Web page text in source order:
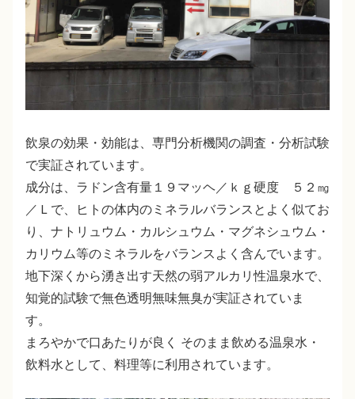
飲泉の効果・効能は、専門分析機関の調査・分析試験
で実証されています。
成分は、ラドン含有量１９マッヘ／ｋｇ硬度 ５２㎎
／Ｌで、ヒトの体内のミネラルバランスとよく似てお
り、ナトリュウム・カルシュウム・マグネシュウム・
カリウム等のミネラルをバランスよく含んでいます。
地下深くから湧き出す天然の弱アルカリ性温泉水で、
知覚的試験で無色透明無味無臭が実証されていま
す。
まろやかで口あたりが良く そのまま飲める温泉水・
飲料水として、料理等に利用されています。